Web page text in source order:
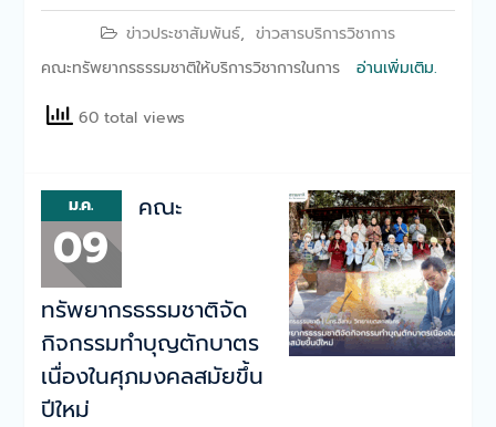
ข่าวประชาสัมพันธ์, ข่าวสารบริการวิชาการ
คณะทรัพยากรธรรมชาติให้บริการวิชาการในการ
อ่านเพิ่มเติม.
60 total views
ม.ค.
09
คณะ
ทรัพยากรธรรมชาติจัด
กิจกรรมทำบุญตักบาตร
เนื่องในศุภมงคลสมัยขึ้น
ปีใหม่